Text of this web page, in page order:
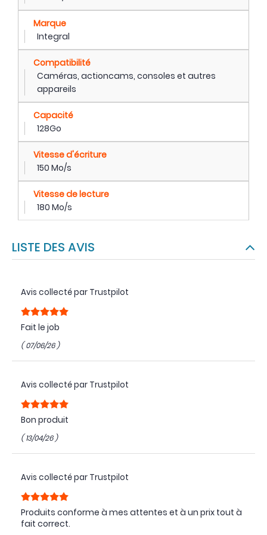
Marque
Integral
Compatibilité
Caméras, actioncams, consoles et autres
appareils
Capacité
128Go
Vitesse d'écriture
150 Mo/s
Vitesse de lecture
180 Mo/s
LISTE DES AVIS
Avis collecté par Trustpilot
Fait le job
( 07/06/26 )
Avis collecté par Trustpilot
Bon produit
( 13/04/26 )
Avis collecté par Trustpilot
Produits conforme à mes attentes et à un prix tout à
fait correct.